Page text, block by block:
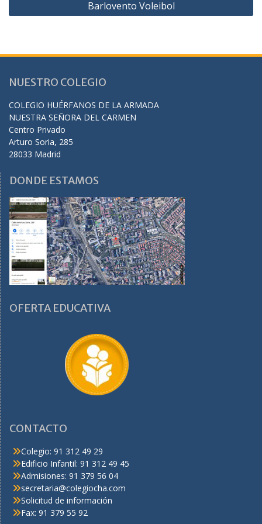
Barlovento Voleibol
NUESTRO COLEGIO
COLEGIO HUÉRFANOS DE LA ARMADA
NUESTRA SEÑORA DEL CARMEN
Centro Privado
Arturo Soria, 285
28033 Madrid
DONDE ESTAMOS
OFERTA EDUCATIVA
CONTACTO
Colegio: 91 312 49 29
Edificio Infantil: 91 312 49 45
Admisiones: 91 379 56 04
secretaria@colegiocha.com
Solicitud de información
Fax: 91 379 55 92